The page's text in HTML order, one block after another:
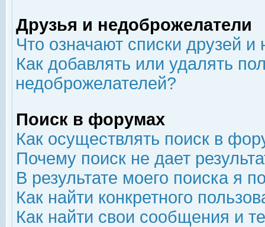
Друзья и недоброжелатели
Что означают списки друзей
Как добавлять или удалять
недоброжелателей?
Поиск в форумах
Как осуществлять поиск в
Почему поиск не дает
В результате моего поиска я
Как найти конкретного
Как найти свои сообщения и